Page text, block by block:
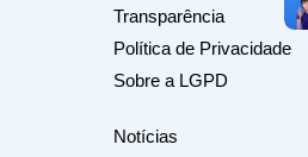
Transparência
Política de Privacidade
Sobre a LGPD
Notícias